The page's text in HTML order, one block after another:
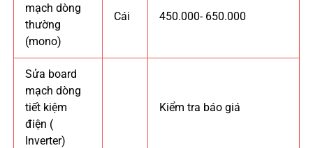
mạch dòng
thường
(mono)
Cái 450.000- 650.000
Sửa board
mạch dòng
tiết kiệm
điện (
Inverter)
Kiểm tra báo giá